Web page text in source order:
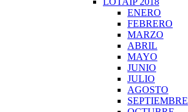
ENERO
FEBRERO
MARZO
ABRIL
MAYO
JUNIO
JULIO
AGOSTO
SEPTIEMBRE